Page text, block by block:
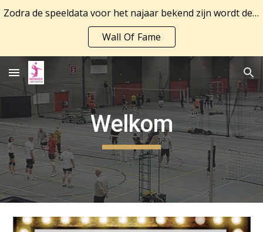
Skip to main content Skip to navigation
Zodra de speeldata voor het najaar bekend zijn wordt de nieuwe inschrijving geopend. Bekijk in de tussentijd de laatste kampioenen!
Wall Of Fame
Welkom